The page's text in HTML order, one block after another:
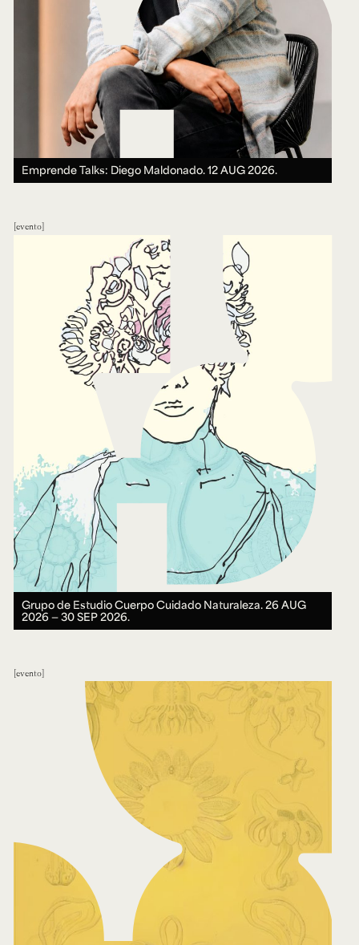
Emprende Talks: Diego Maldonado.12 AUG 2026.
evento
Grupo de Estudio Cuerpo Cuidado Naturaleza.26 AUG
2026 ― 30 SEP 2026.
evento